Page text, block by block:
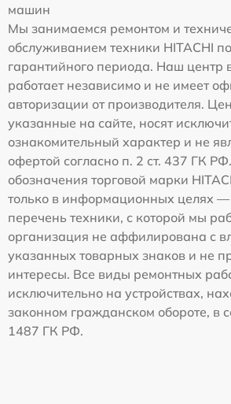
машин
Мы занимаемся ремонтом и
обслуживанием техники HITACHI
гарантийного периода. Наш центр
работает независимо и не имеет
авторизации от производителя.
указанные на сайте, носят
ознакомительный характер и не
офертой согласно п. 2 ст. 437 ГК
обозначения торговой марки
только в информационных целях —
перечень техники, с которой мы
организация не аффилирована с
указанных товарных знаков и не
интересы. Все виды ремонтных
исключительно на устройствах,
законном гражданском обороте, в
1487 ГК РФ.